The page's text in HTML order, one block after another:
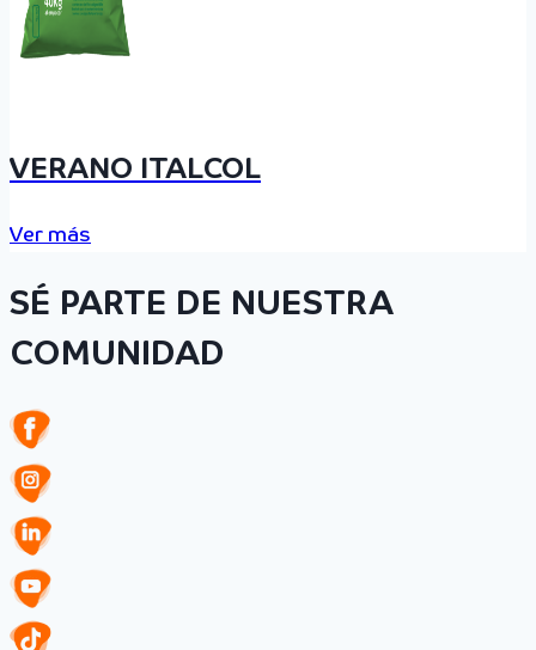
VERANO ITALCOL
Ver más
SÉ PARTE DE NUESTRA
COMUNIDAD